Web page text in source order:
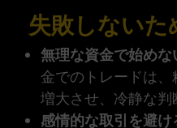
失敗しないた
無理な資金で始めな
金でのトレードは
増大させ、冷静な判
感情的な取引を避け